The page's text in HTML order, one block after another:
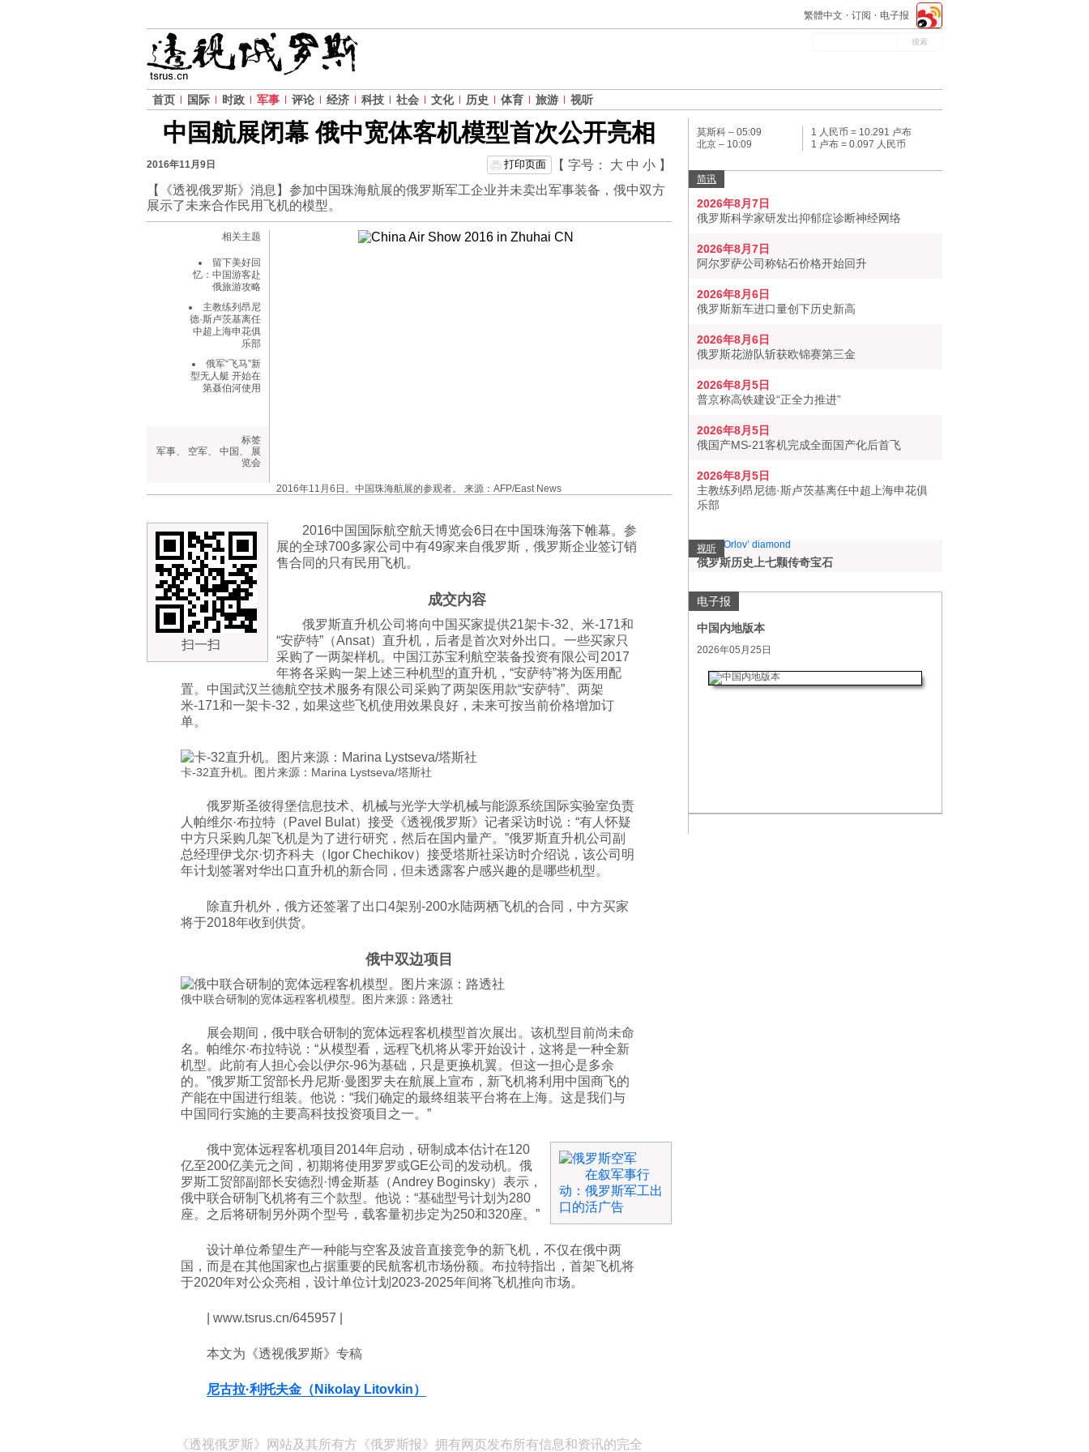
繁體中文 订阅 电子报
首页 国际 时政 军事 评论 经济 科技 社会 文化 历史 体育 旅游 视听
中国航展闭幕 俄中宽体客机模型首次公开亮相
2016年11月9日 【 字号： 大 中 小 】
打印页面
【《透视俄罗斯》消息】参加中国珠海航展的俄罗斯军工企业并未卖出军事装备，俄中双方
展示了未来合作民用飞机的模型。
相关主题
留下美好回
忆：中国游客赴
俄旅游攻略
主教练列昂尼
德·斯卢茨基离任
中超上海申花俱
乐部
俄军“飞马”新
型无人艇 开始在
第聂伯河使用
标签
军事、 空军、 中国 、 展
览会
2016年11月6日。中国珠海航展的参观者。 来源：AFP/East News
扫一扫
2016中国国际航空航天博览会6日在中国珠海落下帷幕。参
展的全球700多家公司中有49家来自俄罗斯，俄罗斯企业签订销
售合同的只有民用飞机。
成交内容
俄罗斯直升机公司将向中国买家提供21架卡-32、米-171和
“安萨特”（Ansat）直升机，后者是首次对外出口。一些买家只
采购了一两架样机。中国江苏宝利航空装备投资有限公司2017
年将各采购一架上述三种机型的直升机，“安萨特”将为医用配
置。中国武汉兰德航空技术服务有限公司采购了两架医用款“安萨特”、两架
米-171和一架卡-32，如果这些飞机使用效果良好，未来可按当前价格增加订
单。
卡-32直升机。图片来源：Marina Lystseva/塔斯社
俄罗斯圣彼得堡信息技术、机械与光学大学机械与能源系统国际实验室负责
人帕维尔·布拉特（Pavel Bulat）接受《透视俄罗斯》记者采访时说：“有人怀疑
中方只采购几架飞机是为了进行研究，然后在国内量产。”俄罗斯直升机公司副
总经理伊戈尔·切齐科夫（Igor Chechikov）接受塔斯社采访时介绍说，该公司明
年计划签署对华出口直升机的新合同，但未透露客户感兴趣的是哪些机型。
除直升机外，俄方还签署了出口4架别-200水陆两栖飞机的合同，中方买家
将于2018年收到供货。
俄中双边项目
俄中联合研制的宽体远程客机模型。图片来源：路透社
展会期间，俄中联合研制的宽体远程客机模型首次展出。该机型目前尚未命
名。帕维尔·布拉特说：“从模型看，远程飞机将从零开始设计，这将是一种全新
机型。此前有人担心会以伊尔-96为基础，只是更换机翼。但这一担心是多余
的。”俄罗斯工贸部长丹尼斯·曼图罗夫在航展上宣布，新飞机将利用中国商飞的
产能在中国进行组装。他说：“我们确定的最终组装平台将在上海。这是我们与
中国同行实施的主要高科技投资项目之一。”
在叙军事行
动：俄罗斯军工出
口的活广告
俄中宽体远程客机项目2014年启动，研制成本估计在120
亿至200亿美元之间，初期将使用罗罗或GE公司的发动机。俄
罗斯工贸部副部长安德烈·博金斯基（Andrey Boginsky）表示，
俄中联合研制飞机将有三个款型。他说：“基础型号计划为280
座。之后将研制另外两个型号，载客量初步定为250和320座。”
设计单位希望生产一种能与空客及波音直接竞争的新飞机，不仅在俄中两
国，而是在其他国家也占据重要的民航客机市场份额。布拉特指出，首架飞机将
于2020年对公众亮相，设计单位计划2023-2025年间将飞机推向市场。
| www.tsrus.cn/645957 |
本文为《透视俄罗斯》专稿
尼古拉·利托夫金（Nikolay Litovkin）
《透视俄罗斯》网站及其所有方《俄罗斯报》拥有网页发布所有信息和资讯的完全
莫斯科 – 05:09
北京 – 10:09
1 人民币 = 10.291 卢布
1 卢布 = 0.097 人民币
简讯
2026年8月7日
俄罗斯科学家研发出抑郁症诊断神经网络
2026年8月7日
阿尔罗萨公司称钻石价格开始回升
2026年8月6日
俄罗斯新车进口量创下历史新高
2026年8月6日
俄罗斯花游队斩获欧锦赛第三金
2026年8月5日
普京称高铁建设“正全力推进”
2026年8月5日
俄国产MS-21客机完成全面国产化后首飞
2026年8月5日
主教练列昂尼德·斯卢茨基离任中超上海申花俱
乐部
视听
俄罗斯历史上七颗传奇宝石
电子报
中国内地版本
2026年05月25日